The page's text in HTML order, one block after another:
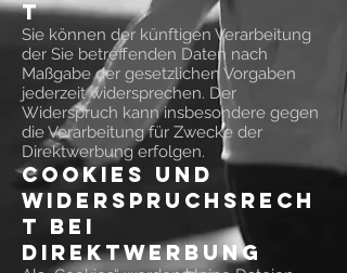
t
Sie können der künftigen Verarbeitung
der Sie betreffenden Daten nach
Maßgabe der gesetzlichen Vorgaben
jederzeit widersprechen. Der
Widerspruch kann insbesondere gegen
die Verarbeitung für Zwecke der
Direktwerbung erfolgen.
Cookies und
Widerspruchsrech
t bei
Direktwerbung